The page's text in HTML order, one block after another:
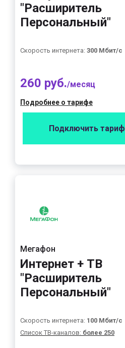
"Расширитель
Персональный"
Скорость интернета: 300 Мбит/с
260 руб./месяц
Подробнее о тарифе
Подключить тариф
Мегафон
Интернет + ТВ
"Расширитель
Персональный"
Скорость интернета: 100 Мбит/с
Список ТВ-каналов: более 250